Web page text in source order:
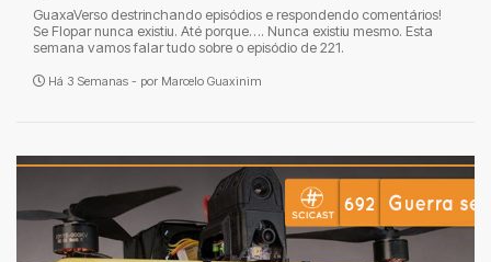
GuaxaVerso destrinchando episódios e respondendo comentários!
Se Flopar nunca existiu. Até porque…. Nunca existiu mesmo. Esta
semana vamos falar tudo sobre o episódio de 221.
Há 3 Semanas - por Marcelo Guaxinim